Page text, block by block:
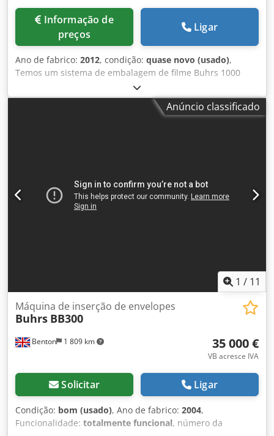
preços
Ligar
Ano de fabrico: 2012, condição: quase novo (usado),
Temos um sistema de embalagem de filme Buhrs 1000
disponível. Ano de fabricação 2013. Você também pode
converter esta máquina opcionalmente para embalagens
de papel no fabricante Buhrs. Mais tarde, a máquina está
principal, tipo alimentador de empurrar 1 Buhrs 1000
estação base master 4 Buhrs 1000 alimentador rotativo 1
módulo Buhrs 1000 para embalagem de filme com barra
Anúncio classificado
1 / 11
Benton 1 809 km
Máquina de inserção de envelopes
Buhrs BB300
35 000 €
VB acresce IVA
Solicitar Ligar
Condição: bom (usado), Ano de fabrico: 2004,
Funcionalidade: totalmente funcional, número da